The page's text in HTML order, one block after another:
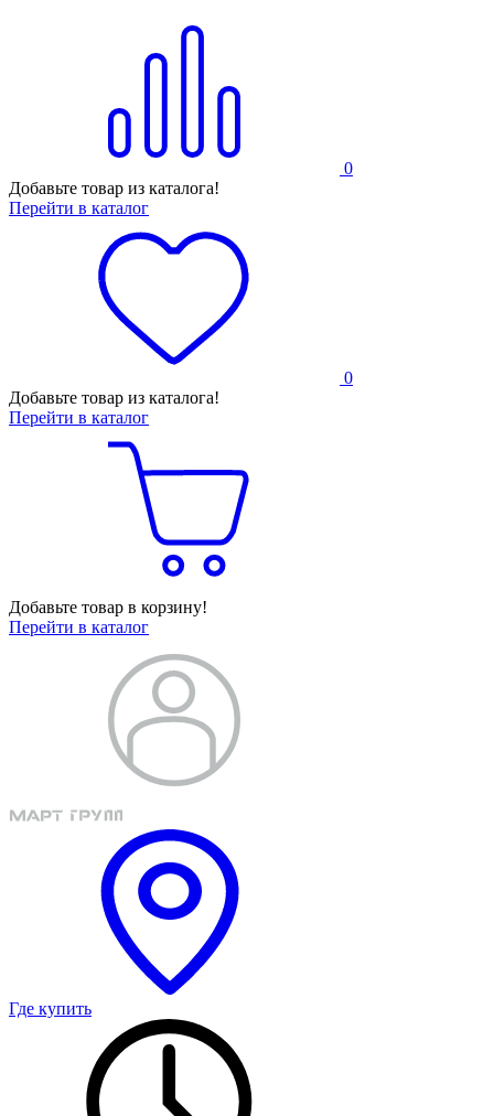
0
Добавьте товар из каталога!
Перейти в каталог
0
Добавьте товар из каталога!
Перейти в каталог
Добавьте товар в корзину!
Перейти в каталог
Где купить